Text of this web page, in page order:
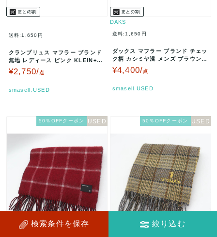
送料:1,650円
クランプリュス マフラー ブランド
無地 レディース ピンク KLEIN+
【中古】
¥2,750/点
smasell.USED
DAKS
送料:1,650円
ダックス マフラー ブランド チェッ
ク柄 カシミヤ混 メンズ ブラウン D
AKS 【中古】
¥4,400/点
smasell.USED
50％OFFクーポン 50％OFFクーポン
検索条件を保存 絞り込む